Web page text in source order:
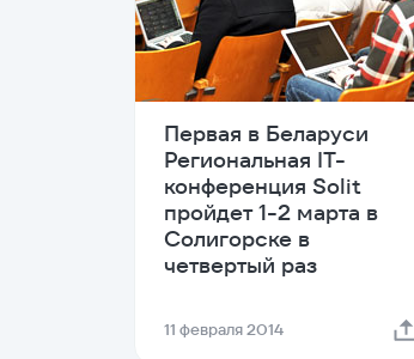
Первая в Беларуси
Региональная IT-
конференция Solit
пройдет 1-2 марта в
Солигорске в
четвертый раз
11 февраля 2014